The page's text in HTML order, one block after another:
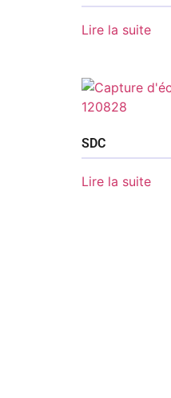
Lire la suite
SDC
Lire la suite